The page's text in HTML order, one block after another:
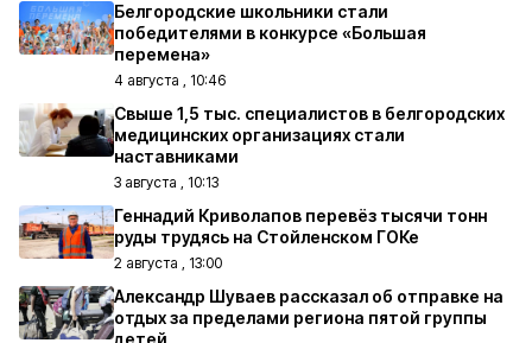
Белгородские школьники стали
победителями в конкурсе «Большая
перемена»
4 августа , 10:46
Свыше 1,5 тыс. специалистов в белгородских
медицинских организациях стали
наставниками
3 августа , 10:13
Геннадий Криволапов перевёз тысячи тонн
руды трудясь на Стойленском ГОКе
2 августа , 13:00
Александр Шуваев рассказал об отправке на
отдых за пределами региона пятой группы
детей